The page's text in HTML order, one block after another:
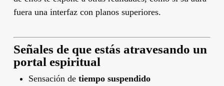
fuera una interfaz con planos superiores.
Señales de que estás atravesando un
portal espiritual
Sensación de tiempo suspendido